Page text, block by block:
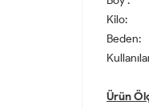
Kilo:
Beden: